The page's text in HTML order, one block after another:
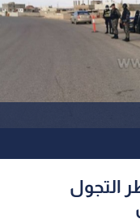
التجول